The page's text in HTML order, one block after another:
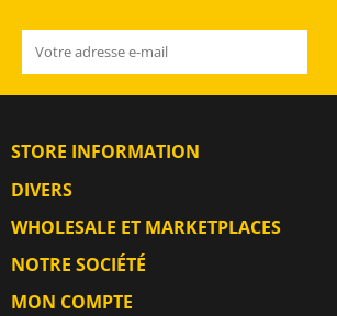
STORE INFORMATION
DIVERS
WHOLESALE ET MARKETPLACES
NOTRE SOCIÉTÉ
MON COMPTE